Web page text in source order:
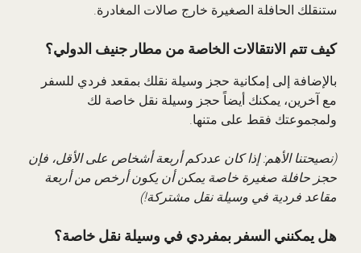
ستنقلك الحافلة الصغيرة خارج صالات المغادرة.
كيف تتم الانتقالات الخاصة من مطار جنيف الدولي؟
بالإضافة إلى إمكانية حجز وسيلة نقلك بمقعد فردي للسفر
مع آخرين، يمكنك أيضاً حجز وسيلة نقل خاصة لك
ولمجموعتك فقط على متنها.
(نصيحتنا الأهم: إذا كان عددكم أربعة أشخاص على الأقل، فإن
حجز حافلة صغيرة خاصة يمكن أن يكون أرخص من أربعة
مقاعد فردية في وسيلة نقل مشتركة!)
هل يمكنني السفر بمفردي في وسيلة نقل خاصة؟